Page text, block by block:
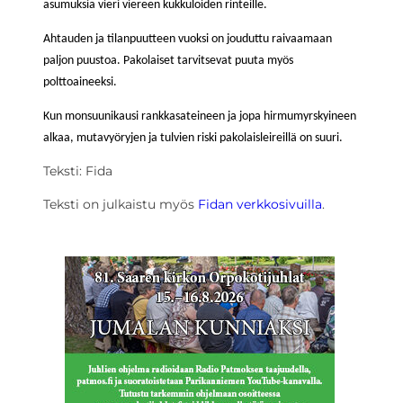
asumuksia vieri viereen kukkuloiden rinteille.
Ahtauden ja tilanpuutteen vuoksi on jouduttu raivaamaan
paljon puustoa. Pakolaiset tarvitsevat puuta myös
polttoaineeksi.
Kun monsuunikausi rankkasateineen ja jopa hirmumyrskyineen
alkaa, mutavyöryjen ja tulvien riski pakolaisleireillä on suuri.
Teksti: Fida
Teksti on julkaistu myös Fidan verkkosivuilla.